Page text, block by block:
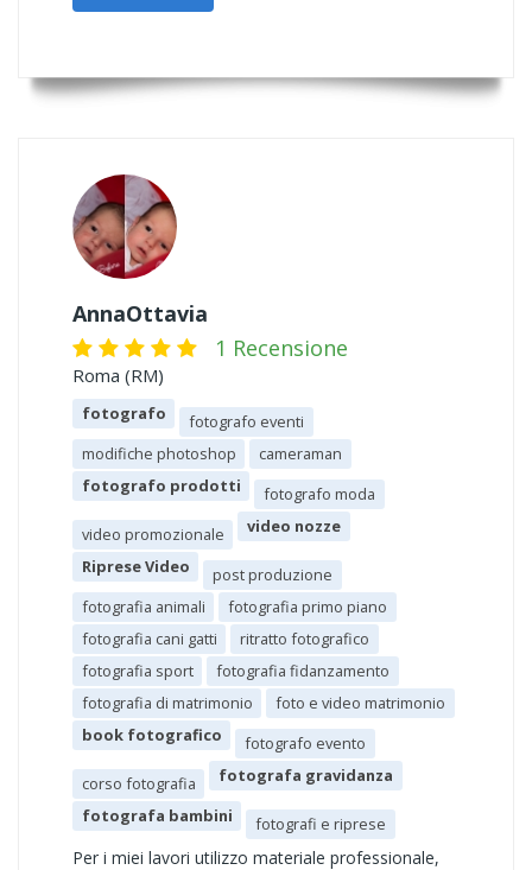
AnnaOttavia
1 Recensione
Roma (RM)
fotografo
fotografo eventi
modifiche photoshop
cameraman
fotografo prodotti
fotografo moda
video promozionale
video nozze
Riprese Video
post produzione
fotografia animali
fotografia primo piano
fotografia cani gatti
ritratto fotografico
fotografia sport
fotografia fidanzamento
fotografia di matrimonio
foto e video matrimonio
book fotografico
fotografo evento
corso fotografia
fotografa gravidanza
fotografa bambini
fotografi e riprese
Per i miei lavori utilizzo materiale professionale,